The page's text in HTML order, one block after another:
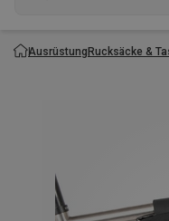
AusrüstungRucksäcke &